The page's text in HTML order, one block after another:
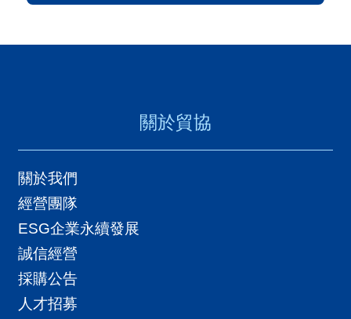
關於貿協
關於我們
經營團隊
ESG企業永續發展
誠信經營
採購公告
人才招募